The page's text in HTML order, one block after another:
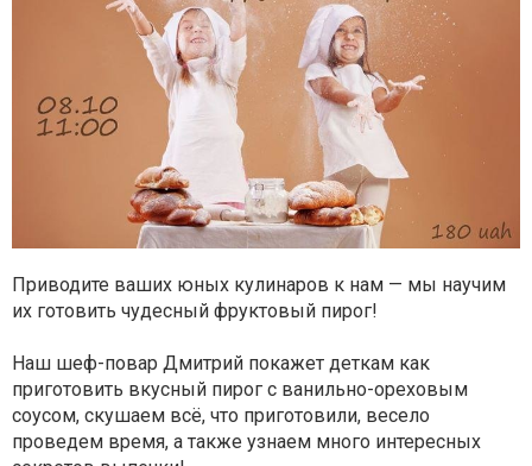
Приводите ваших юных кулинаров к нам — мы научим
их готовить чудесный фруктовый пирог!
Наш шеф-повар Дмитрий покажет деткам как
приготовить вкусный пирог с ванильно-ореховым
соусом, скушаем всё, что приготовили, весело
проведем время, а также узнаем много интересных